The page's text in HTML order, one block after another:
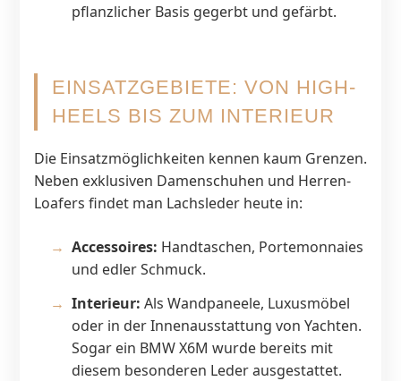
pflanzlicher Basis gegerbt und gefärbt.
EINSATZGEBIETE: VON HIGH-
HEELS BIS ZUM INTERIEUR
Die Einsatzmöglichkeiten kennen kaum Grenzen.
Neben exklusiven Damenschuhen und Herren-
Loafers findet man Lachsleder heute in:
Accessoires: Handtaschen, Portemonnaies
und edler Schmuck.
Interieur: Als Wandpaneele, Luxusmöbel
oder in der Innenausstattung von Yachten.
Sogar ein BMW X6M wurde bereits mit
diesem besonderen Leder ausgestattet.